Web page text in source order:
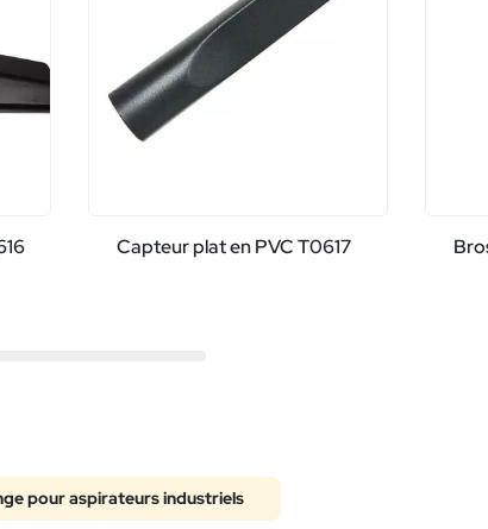
Capteur plat en PVC T0617
pour aspirateurs industriels